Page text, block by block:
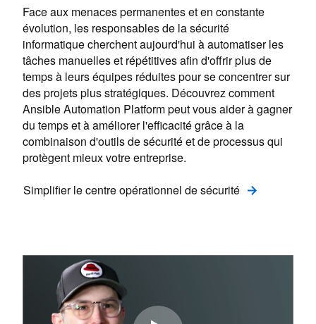
Face aux menaces permanentes et en constante
évolution, les responsables de la sécurité
informatique cherchent aujourd'hui à automatiser les
tâches manuelles et répétitives afin d'offrir plus de
temps à leurs équipes réduites pour se concentrer sur
des projets plus stratégiques. Découvrez comment
Ansible Automation Platform peut vous aider à gagner
du temps et à améliorer l'efficacité grâce à la
combinaison d'outils de sécurité et de processus qui
protègent mieux votre entreprise.
Simplifier le centre opérationnel de sécurité